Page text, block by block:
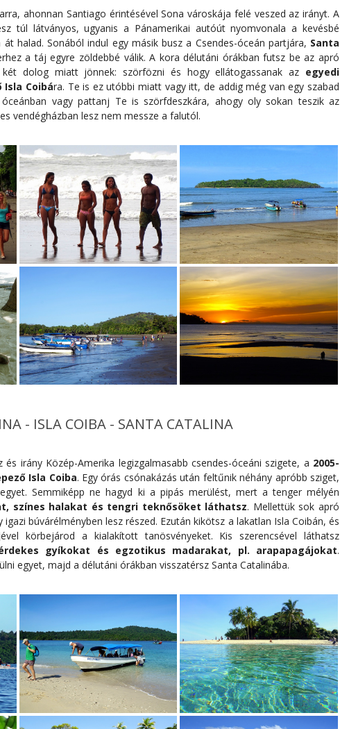
ahonnan Santiago érintésével Sona városkája felé veszed az irányt. A
túl látványos, ugyanis a Pánamerikai autóút nyomvonala a kevésbé
halad. Sonából indul egy másik busz a Csendes-óceán partjára, Santa
a táj egyre zöldebbé válik. A kora délutáni órákban futsz be az apró
dolog miatt jönnek: szörfözni és hogy ellátogassanak az egyedi
Coibára. Te is ez utóbbi miatt vagy itt, de addig még van egy szabad
vagy pattanj Te is szörfdeszkára, ahogy oly sokan teszik az
vendégházban lesz nem messze a falutól.
- ISLA COIBA - SANTA CATALINA
és irány Közép-Amerika legizgalmasabb csendes-óceáni szigete, a 2005-
Isla Coiba. Egy órás csónakázás után feltűnik néhány apróbb sziget,
Semmiképp ne hagyd ki a pipás merülést, mert a tenger mélyén
színes halakat és tengri teknősöket láthatsz. Mellettük sok apró
búvárélményben lesz részed. Ezután kikötsz a lakatlan Isla Coibán, és
körbejárod a kialakított tanösvényeket. Kis szerencsével láthatsz
gyíkokat és egzotikus madarakat, pl. arapapagájokat.
egyet, majd a délutáni órákban visszatérsz Santa Catalinába.